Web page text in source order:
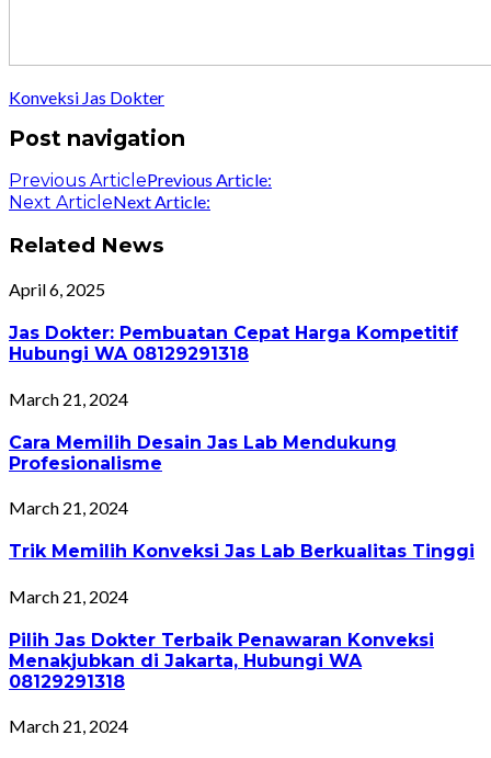
Konveksi Jas Dokter
Post navigation
Previous ArticlePrevious Article:
Next ArticleNext Article:
Related News
April 6, 2025
Jas Dokter: Pembuatan Cepat Harga Kompetitif
Hubungi WA 08129291318
March 21, 2024
Cara Memilih Desain Jas Lab Mendukung
Profesionalisme
March 21, 2024
Trik Memilih Konveksi Jas Lab Berkualitas Tinggi
March 21, 2024
Pilih Jas Dokter Terbaik Penawaran Konveksi
Menakjubkan di Jakarta, Hubungi WA
08129291318
March 21, 2024